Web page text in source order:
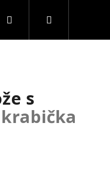
PrihlásenieNákupný
s